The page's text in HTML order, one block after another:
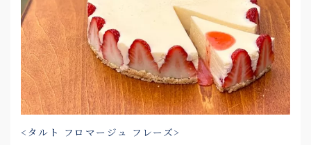
<タルト フロマージュ フレーズ>